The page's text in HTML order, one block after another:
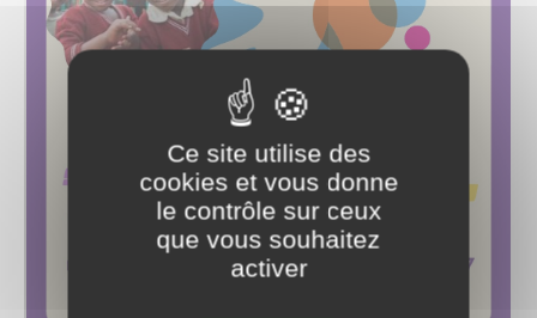
Ce site utilise des
cookies et vous donne
le contrôle sur ceux
que vous souhaitez
activer